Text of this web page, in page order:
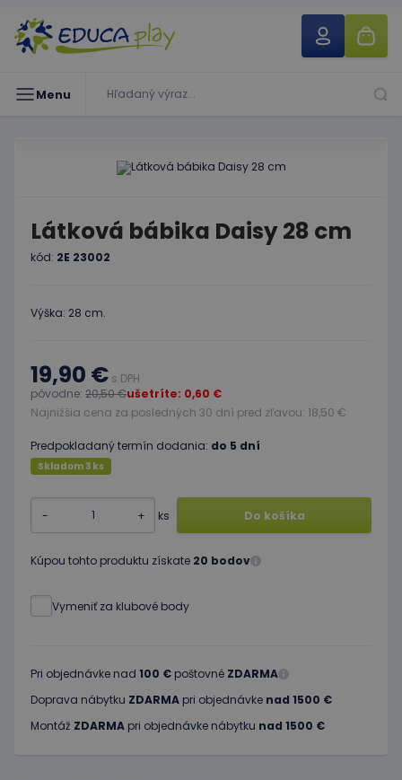
Menu
Látková bábika Daisy 28 cm
kód: 2E 23002
Výška: 28 cm.
19,90 € s DPH
pôvodne: 20,50 €ušetríte: 0,60 €
Najnižšia cena za posledných 30 dní pred zľavou: 18,50 €
Predpokladaný termín dodania: do 5 dní
Skladom 3 ks
- + ks Do košíka
Kúpou tohto produktu získate 20 bodov
Vymeniť za klubové body
Pri objednávke nad 100 € poštovné ZDARMA
Doprava nábytku ZDARMA pri objednávke nad 1500 €
Montáž ZDARMA pri objednávke nábytku nad 1500 €